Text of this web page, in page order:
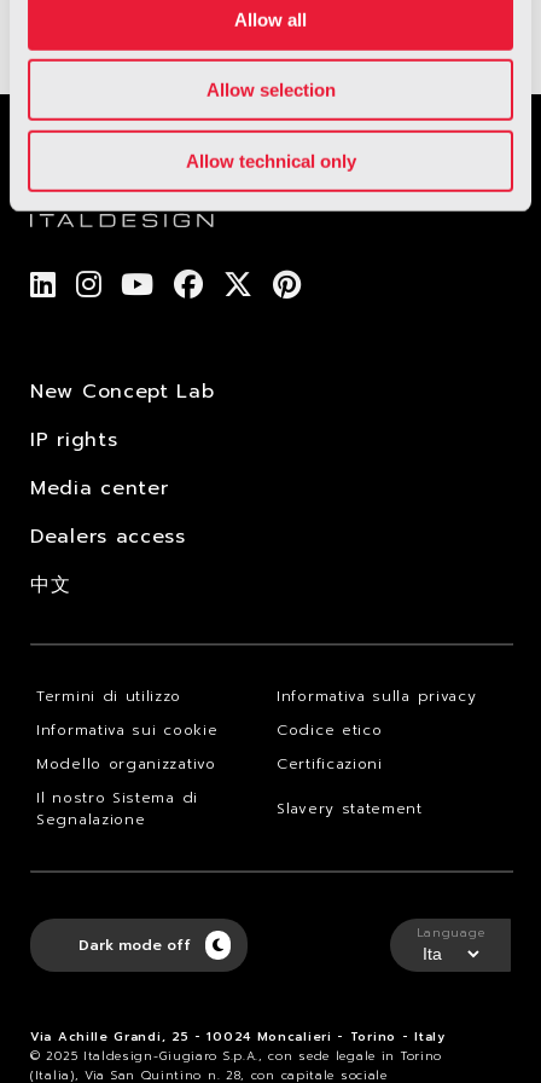
Allow all
Allow selection
Allow technical only
New Concept Lab
IP rights
Media center
Dealers access
中文
Termini di utilizzo
Informativa sulla privacy
Informativa sui cookie
Codice etico
Modello organizzativo
Certificazioni
Il nostro Sistema di
Segnalazione
Slavery statement
Via Achille Grandi, 25 - 10024 Moncalieri - Torino - Italy
© 2025 Italdesign-Giugiaro S.p.A., con sede legale in Torino
(Italia), Via San Quintino n. 28, con capitale sociale
Dark mode off
Language